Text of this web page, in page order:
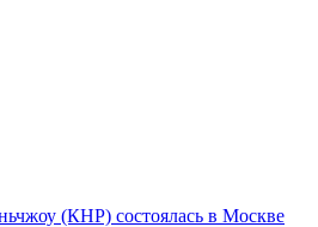
(КНР) состоялась в Москве